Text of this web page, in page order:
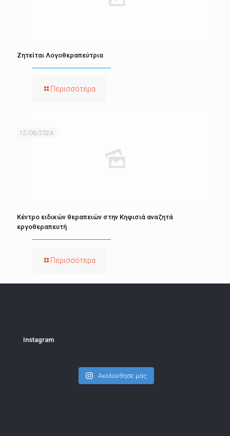
Ζητείται Λογοθεραπεύτρια
Περισσότερα
12/06/2024
Κέντρο ειδικών θεραπειών στην Κηφισιά αναζητά
εργοθεραπευτή
Περισσότερα
Instagram
Ακολούθησε μας